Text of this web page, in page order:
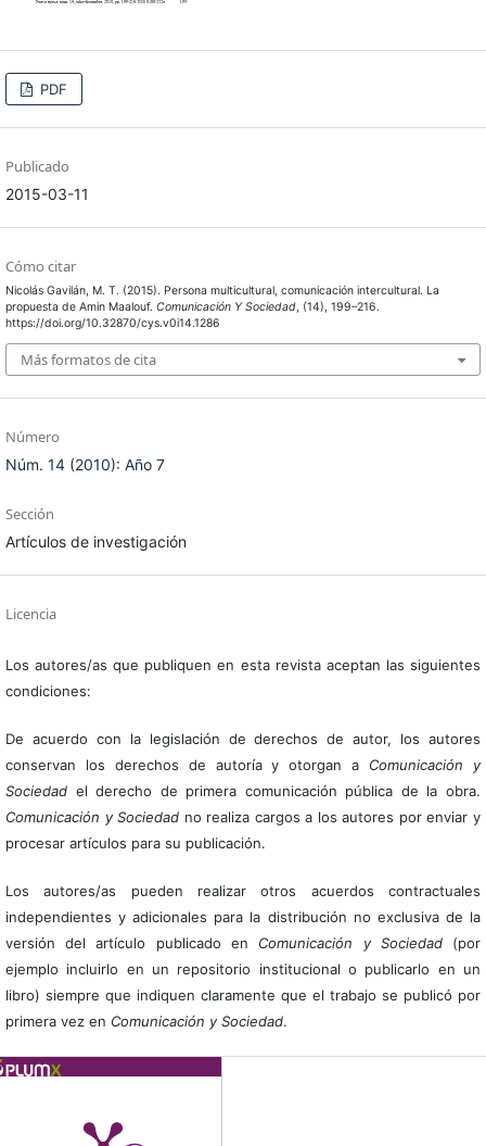
PDF
Publicado
2015-03-11
Cómo citar
Nicolás Gavilán, M. T. (2015). Persona multicultural, comunicación intercultural. La
propuesta de Amin Maalouf. Comunicación Y Sociedad, (14), 199–216.
https://doi.org/10.32870/cys.v0i14.1286
Más formatos de cita
Número
Núm. 14 (2010): Año 7
Sección
Artículos de investigación
Licencia
Los autores/as que publiquen en esta revista aceptan las siguientes
condiciones:
De acuerdo con la legislación de derechos de autor, los autores
conservan los derechos de autoría y otorgan a Comunicación y
Sociedadel derecho de primera comunicación pública de la obra.
Comunicación y Sociedad no realiza cargos a los autores por enviar y
procesar artículos para su publicación.
Los autores/as pueden realizar otros acuerdos contractuales
independientes y adicionales para la distribución no exclusiva de la
versión del artículo publicado en Comunicación y Sociedad(por
ejemplo incluirlo en un repositorio institucional o publicarlo en un
libro) siempre que indiquen claramente que el trabajo se publicó por
primera vez en Comunicación y Sociedad.